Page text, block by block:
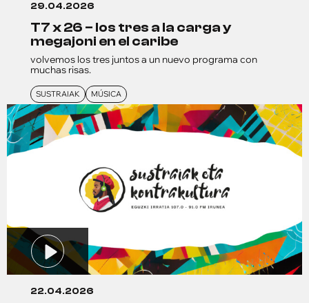
29.04.2026
t7 x 26 – los tres a la carga y
megajoni en el caribe
volvemos los tres juntos a un nuevo programa con
muchas risas.
SUSTRAIAK MÚSICA
22.04.2026